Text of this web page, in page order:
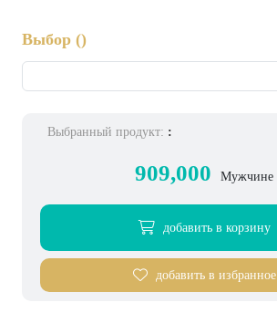
Выбор ()
Выбранный продукт: :
909,000 Мужчине
добавить в корзину
добавить в избранное